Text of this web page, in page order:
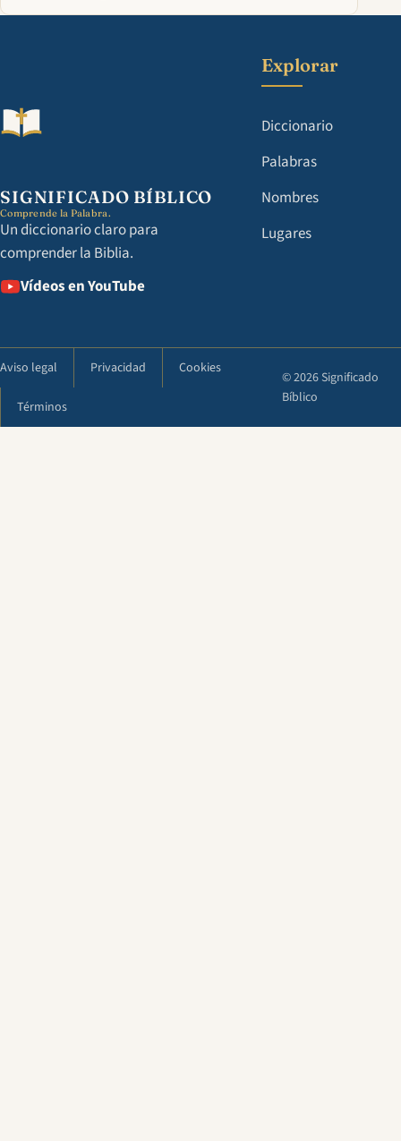
SIGNIFICADO BÍBLICO
Comprende la Palabra.
Un diccionario claro para
comprender la Biblia.
Vídeos en YouTube
Explorar
Diccionario
Palabras
Nombres
Lugares
Aviso legal Privacidad Cookies
Términos
© 2026 Significado
Bíblico